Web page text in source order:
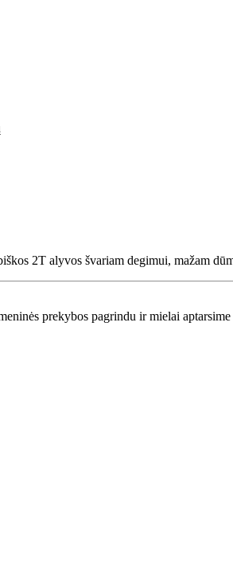
2T alyvos švariam degimui, mažam
prekybos pagrindu ir mielai